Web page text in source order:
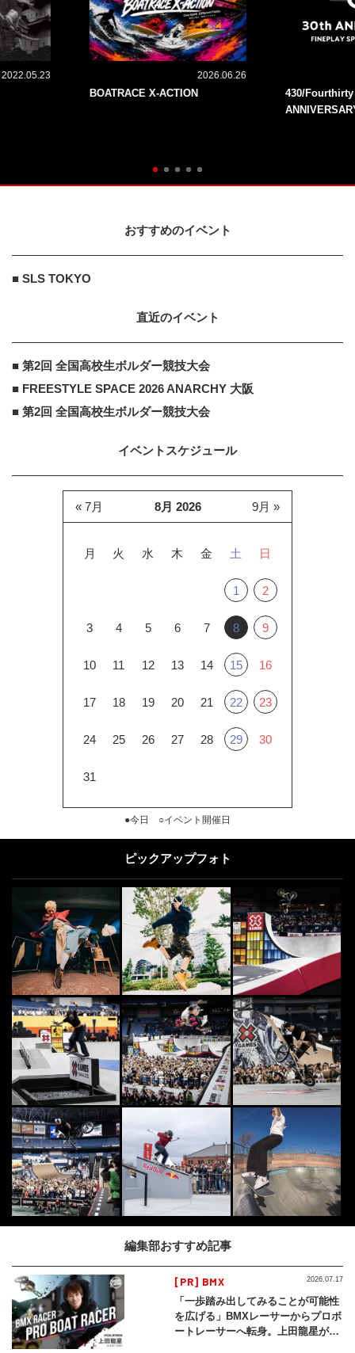
2022.05.23 2026.06.26
BOATRACE X-ACTION
430/
おすすめのイベント
■ SLS TOKYO
直近のイベント
■ 第2回 全国高校生ボルダー競技大会
■ FREESTYLE SPACE 2026 ANARCHY 大阪
■ 第2回 全国高校生ボルダー競技大会
イベントスケジュール
8月 2026
月 火 水 木 金 土 日
1 2
3 4 5 6 7 8 9
10 11 12 13 14 15 16
17 18 19 20 21 22 23
24 25 26 27 28 29 30
31
« 7月 9月 »
●今日 ○イベント開催日
ピックアップフォト
編集部おすすめ記事
[PR] BMX
「一歩踏み出してみることが可能性
を広げる」BMXレーサーからプロボ
ートレーサーへ転身。上田龍星が体
2026.07.17